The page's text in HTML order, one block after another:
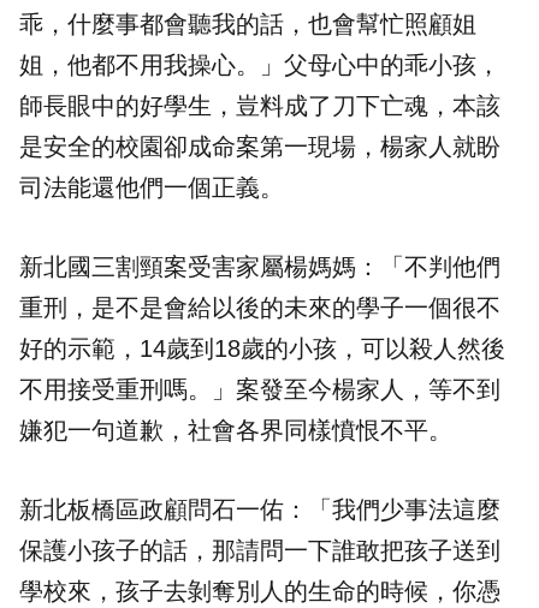
乖，什麼事都會聽我的話，也會幫忙照顧姐
姐，他都不用我操心。」父母心中的乖小孩，
師長眼中的好學生，豈料成了刀下亡魂，本該
是安全的校園卻成命案第一現場，楊家人就盼
司法能還他們一個正義。
新北國三割頸案受害家屬楊媽媽：「不判他們
重刑，是不是會給以後的未來的學子一個很不
好的示範，14歲到18歲的小孩，可以殺人然後
不用接受重刑嗎。」案發至今楊家人，等不到
嫌犯一句道歉，社會各界同樣憤恨不平。
新北板橋區政顧問石一佑：「我們少事法這麼
保護小孩子的話，那請問一下誰敢把孩子送到
學校來，孩子去剝奪別人的生命的時候，你憑